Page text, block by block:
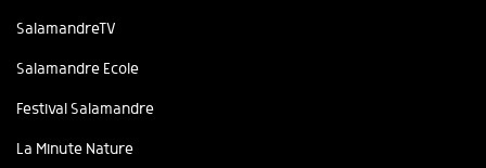
SalamandreTV
Salamandre Ecole
Festival Salamandre
La Minute Nature